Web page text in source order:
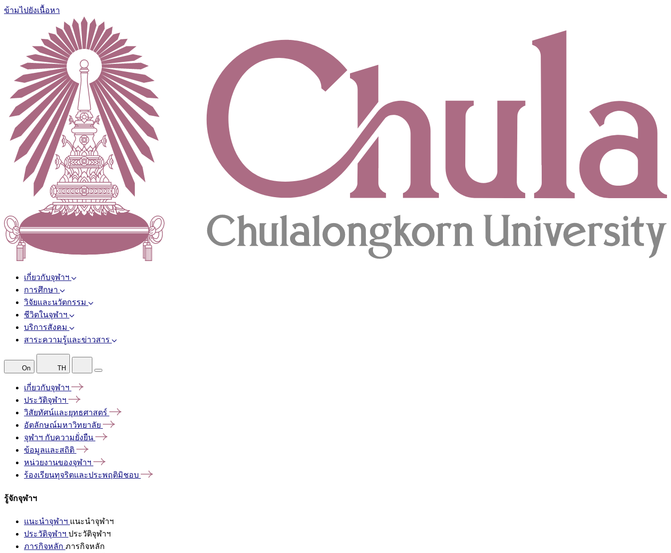
ข้ามไปยังเนื้อหา
เกี่ยวกับจุฬาฯ
การศึกษา
วิจัยและนวัตกรรม
ชีวิตในจุฬาฯ
บริการสังคม
สาระความรู้และข่าวสาร
On TH
เกี่ยวกับจุฬาฯ
ประวัติจุฬาฯ
วิสัยทัศน์และยุทธศาสตร์
อัตลักษณ์มหาวิทยาลัย
จุฬาฯ กับความยั่งยืน
ข้อมูลและสถิติ
หน่วยงานของจุฬาฯ
ร้องเรียนทุจริตและประพฤติมิชอบ
รู้จักจุฬาฯ
แนะนำจุฬาฯ แนะนำจุฬาฯ
ประวัติจุฬาฯ ประวัติจุฬาฯ
ภารกิจหลัก ภารกิจหลัก